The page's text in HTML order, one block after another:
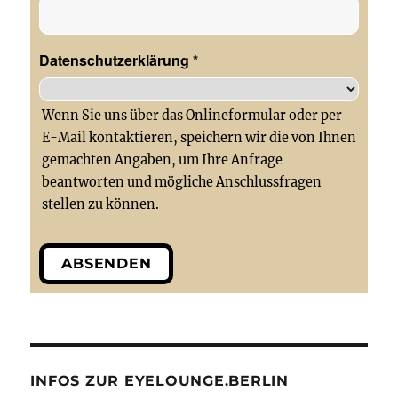
Datenschutzerklärung*
Wenn Sie uns über das Onlineformular oder per
E-Mail kontaktieren, speichern wir die von Ihnen
gemachten Angaben, um Ihre Anfrage
beantworten und mögliche Anschlussfragen
stellen zu können.
ABSENDEN
INFOS ZUR EYELOUNGE.BERLIN